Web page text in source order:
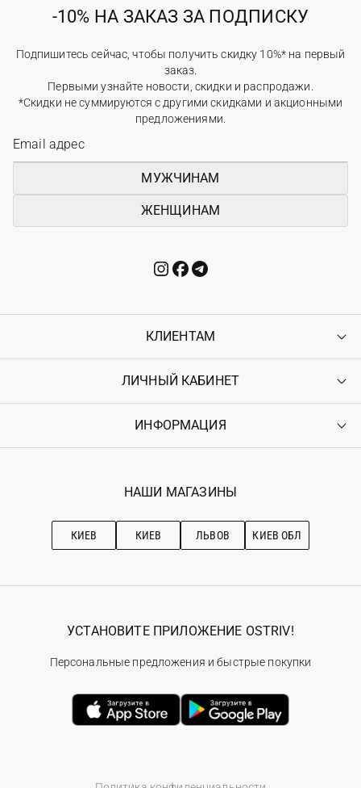
-10% НА ЗАКАЗ ЗА ПОДПИСКУ
Подпишитесь сейчас, чтобы получить скидку 10%* на первый
заказ.
Первыми узнайте новости, скидки и распродажи.
*Скидки не суммируются с другими скидками и акционными
предложениями.
МУЖЧИНАМ
ЖЕНЩИНАМ
КЛИЕНТАМ
Контакты
Возврат
Гарантия
ЛИЧНЫЙ КАБИНЕТ
Войти
Ostriv Club+
ИНФОРМАЦИЯ
Наши магазини
Рекомендации по уходу
НАШИ МАГАЗИНЫ
КИЕВ КИЕВ ЛЬВОВ КИЕВ ОБЛ
УСТАНОВИТЕ ПРИЛОЖЕНИЕ OSTRIV!
Персональные предложения и быстрые покупки